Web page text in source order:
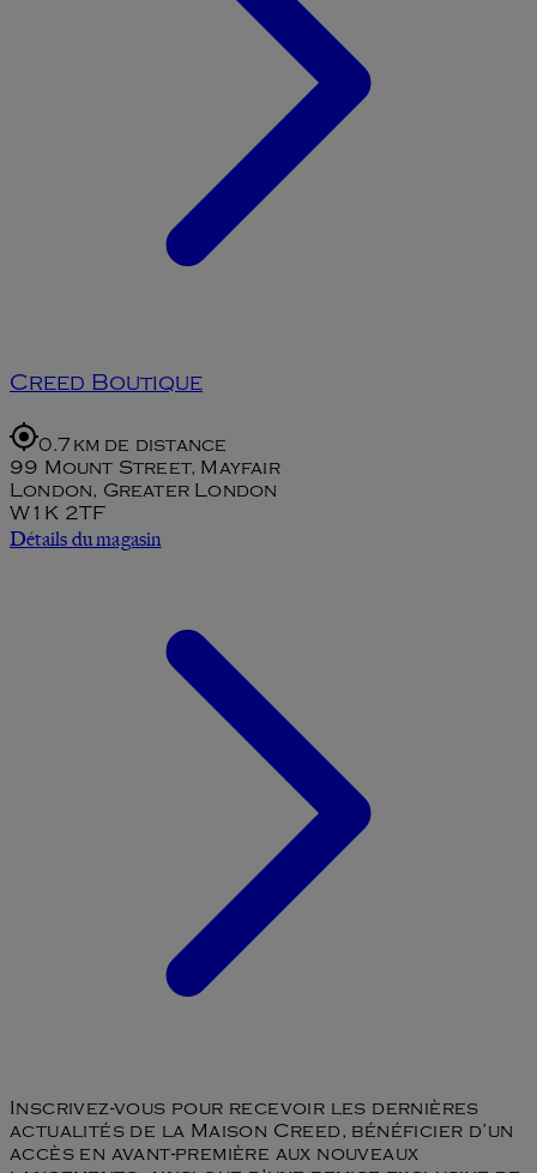
Creed Boutique
0.7km de distance
99 Mount Street, Mayfair
London, Greater London
W1K 2TF
Détails du magasin
Inscrivez-vous pour recevoir les dernières
actualités de la Maison Creed, bénéficier d’un
accès en avant-première aux nouveaux